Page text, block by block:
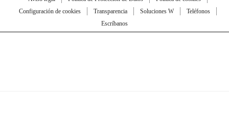
Configuración de cookies
Transparencia Soluciones W
Teléfonos
Escríbanos